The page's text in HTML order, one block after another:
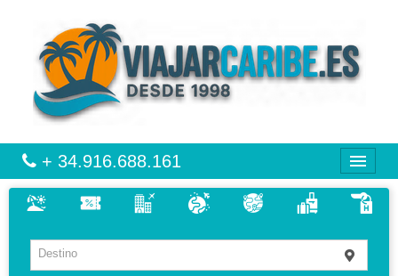
+ 34.916.688.161
VIAJES
Destino